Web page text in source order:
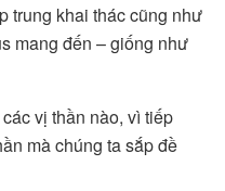
trung khai thác cũng như
mang đến – giống như
vị thần nào, vì tiếp
mà chúng ta sắp đề